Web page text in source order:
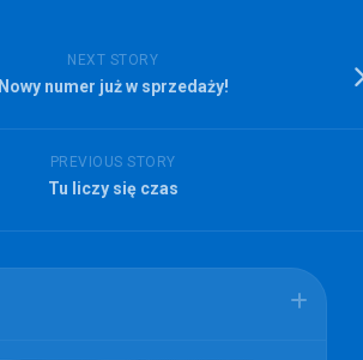
NEXT STORY
Nowy numer już w sprzedaży!
PREVIOUS STORY
Tu liczy się czas